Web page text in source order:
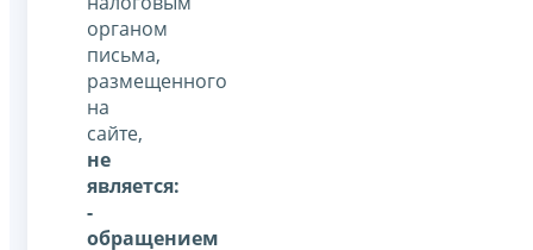
органом
письма,
размещенного
на
сайте,
не
является:
-
обращением